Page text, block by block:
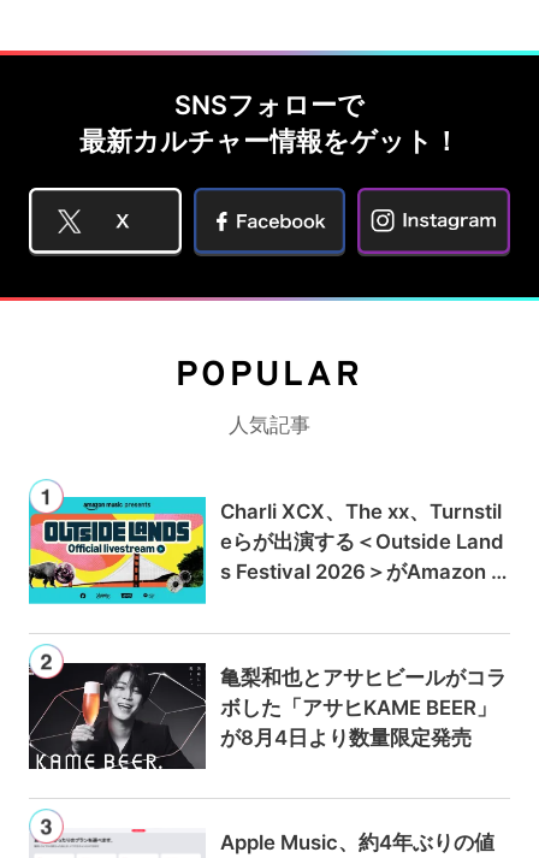
SNSフォローで
最新カルチャー情報をゲット！
POPULAR
人気記事
Charli XCX、The xx、Turnstil
eらが出演する＜Outside Land
s Festival 2026＞がAmazon M
ブ配信
亀梨和也とアサヒビールがコラ
ボした「アサヒKAME BEER」
が8月4日より数量限定発売
Apple Music、約4年ぶりの値